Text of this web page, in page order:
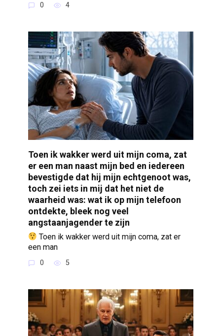
0 4
Toen ik wakker werd uit mijn coma, zat
er een man naast mijn bed en iedereen
bevestigde dat hij mijn echtgenoot was,
toch zei iets in mij dat het niet de
waarheid was: wat ik op mijn telefoon
ontdekte, bleek nog veel
angstaanjagender te zijn
Toen ik wakker werd uit mijn coma, zat er
een man
0 5